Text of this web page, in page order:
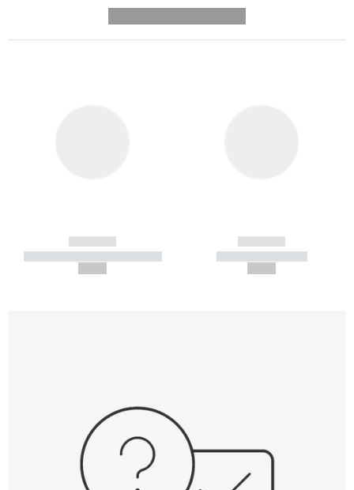
------------
----------- ----------- -----------
------------
----------- -----------